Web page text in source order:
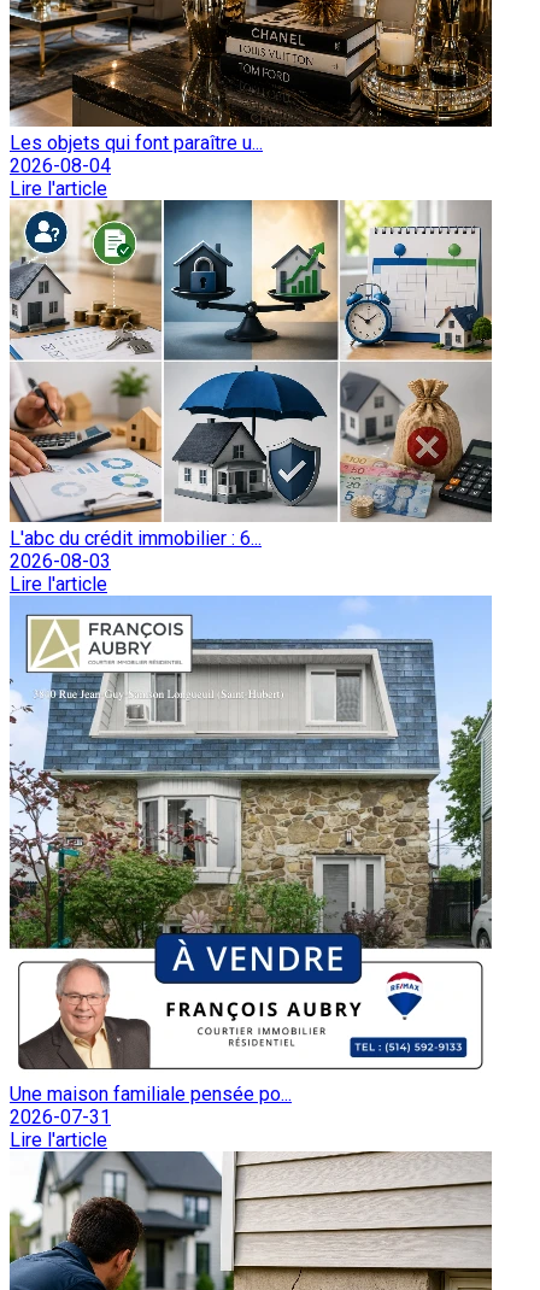
Les objets qui font paraître u...
2026-08-04
Lire l'article
L'abc du crédit immobilier : 6...
2026-08-03
Lire l'article
Une maison familiale pensée po...
2026-07-31
Lire l'article